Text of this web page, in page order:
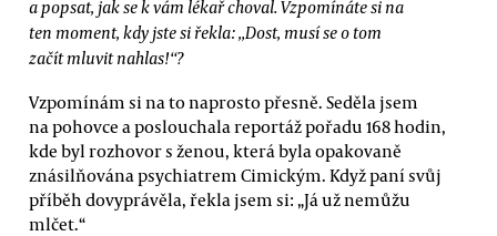
a popsat, jak se k vám lékař choval. Vzpomínáte si na
ten moment, kdy jste si řekla: „Dost, musí se o tom
začít mluvit nahlas!“?
Vzpomínám si na to naprosto přesně. Seděla jsem
na pohovce a poslouchala reportáž pořadu 168 hodin,
kde byl rozhovor s ženou, která byla opakovaně
znásilňována psychiatrem Cimickým. Když paní svůj
příběh dovyprávěla, řekla jsem si: „Já už nemůžu
mlčet.“